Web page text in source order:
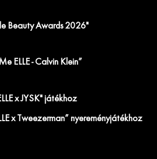
Beauty Awards 2026"
ELLE - Calvin Klein”
x JYSK" játékhoz
x Tweezerman” nyereményjátékhoz